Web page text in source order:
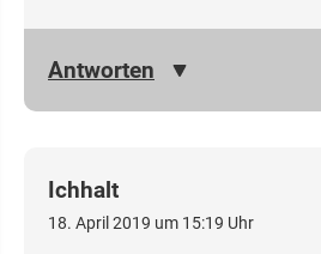
Antworten
Ichhalt
18. April 2019 um 15:19 Uhr